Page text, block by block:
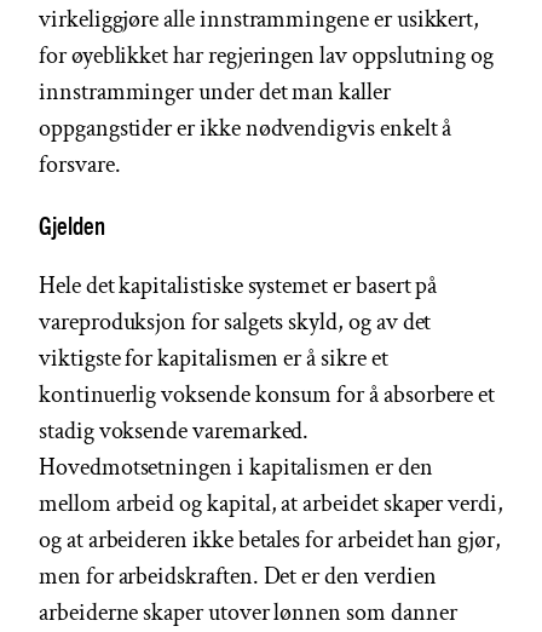
virkeliggjøre alle innstrammingene er usikkert,
for øyeblikket har regjeringen lav oppslutning og
innstramminger under det man kaller
oppgangstider er ikke nødvendigvis enkelt å
forsvare.
Gjelden
Hele det kapitalistiske systemet er basert på
vareproduksjon for salgets skyld, og av det
viktigste for kapitalismen er å sikre et
kontinuerlig voksende konsum for å absorbere et
stadig voksende varemarked.
Hovedmotsetningen i kapitalismen er den
mellom arbeid og kapital, at arbeidet skaper verdi,
og at arbeideren ikke betales for arbeidet han gjør,
men for arbeidskraften. Det er den verdien
arbeiderne skaper utover lønnen som danner